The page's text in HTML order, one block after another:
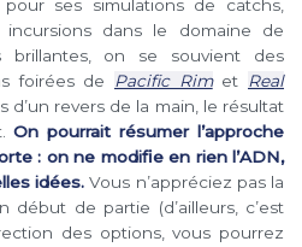
ses simulations de catchs,
incursions dans le domaine de
brillantes, on se souvient des
foirées de
Pacific Rimet
Real
d’un revers de la main, le résultat
On pourrait résumer l’approche
: on ne modifie en rien l’ADN,
idées. Vous n’appréciez pas la
début de partie (d’ailleurs, c’est
des options, vous pourrez